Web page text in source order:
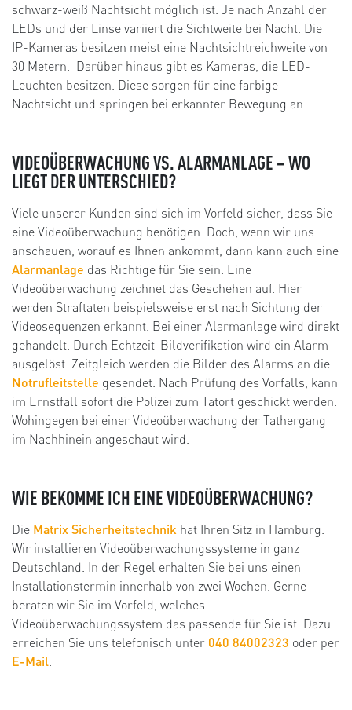
schwarz-weiß Nachtsicht möglich ist. Je nach Anzahl der
LEDs und der Linse variiert die Sichtweite bei Nacht. Die
IP-Kameras besitzen meist eine Nachtsichtreichweite von
30 Metern. Darüber hinaus gibt es Kameras, die LED-
Leuchten besitzen. Diese sorgen für eine farbige
Nachtsicht und springen bei erkannter Bewegung an.
VIDEOÜBERWACHUNG VS. ALARMANLAGE – WO
LIEGT DER UNTERSCHIED?
Viele unserer Kunden sind sich im Vorfeld sicher, dass Sie
eine Videoüberwachung benötigen. Doch, wenn wir uns
anschauen, worauf es Ihnen ankommt, dann kann auch eine
Alarmanlage das Richtige für Sie sein. Eine
Videoüberwachung zeichnet das Geschehen auf. Hier
werden Straftaten beispielsweise erst nach Sichtung der
Videosequenzen erkannt. Bei einer Alarmanlage wird direkt
gehandelt. Durch Echtzeit-Bildverifikation wird ein Alarm
ausgelöst. Zeitgleich werden die Bilder des Alarms an die
Notrufleitstelle gesendet. Nach Prüfung des Vorfalls, kann
im Ernstfall sofort die Polizei zum Tatort geschickt werden.
Wohingegen bei einer Videoüberwachung der Tathergang
im Nachhinein angeschaut wird.
WIE BEKOMME ICH EINE VIDEOÜBERWACHUNG?
Die Matrix Sicherheitstechnik hat Ihren Sitz in Hamburg.
Wir installieren Videoüberwachungssysteme in ganz
Deutschland. In der Regel erhalten Sie bei uns einen
Installationstermin innerhalb von zwei Wochen. Gerne
beraten wir Sie im Vorfeld, welches
Videoüberwachungssystem das passende für Sie ist. Dazu
erreichen Sie uns telefonisch unter 040 84002323 oder per
E-Mail